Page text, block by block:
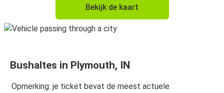
Bekijk de kaart
Bushaltes in Plymouth, IN
Opmerking: je ticket bevat de meest actuele